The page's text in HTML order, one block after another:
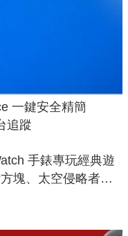
一鍵安全精簡
追蹤
手錶專玩經典遊
塊、太空侵略者，
機？